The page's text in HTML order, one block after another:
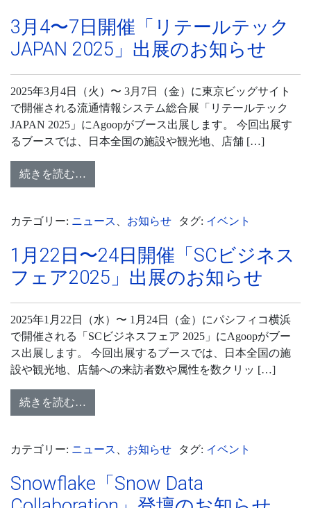
3月4〜7日開催「リテールテック
JAPAN 2025」出展のお知らせ
2025年3月4日（火）〜 3月7日（金）に東京ビッグサイト
で開催される流通情報システム総合展「リテールテック
JAPAN 2025」にAgoopがブース出展します。 今回出展す
るブースでは、日本全国の施設や観光地、店舗 […]
続きを読む…
カテゴリー: ニュース お知らせ タグ: イベント
1月22日〜24日開催「SCビジネス
フェア2025」出展のお知らせ
2025年1月22日（水）〜 1月24日（金）にパシフィコ横浜
で開催される「SCビジネスフェア 2025」にAgoopがブー
ス出展します。 今回出展するブースでは、日本全国の施
設や観光地、店舗への来訪者数や属性を数クリッ […]
続きを読む…
カテゴリー: ニュース お知らせ タグ: イベント
Snowflake「Snow Data